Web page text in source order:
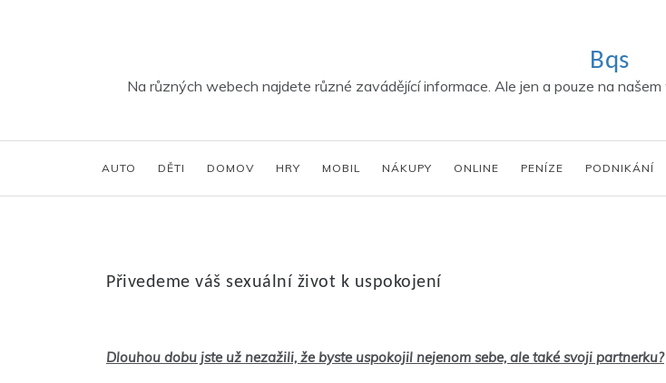
Bqs
Na různých webech najdete různé zavádějící informace. Ale jen a pouze na
AUTO DĚTI DOMOV HRY MOBIL NÁKUPY ONLINE PENÍZE PODNIKÁNÍ
Přivedeme váš sexuální život k uspokojení
Dlouhou dobu jste už nezažili, že byste uspokojil nejenom sebe, ale také svoji partnerku?